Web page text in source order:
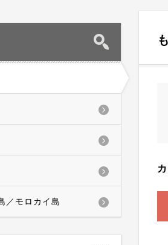
／モロカイ島